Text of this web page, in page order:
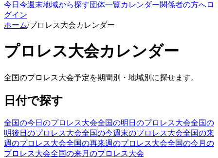
今日 今週末地域から探す団体一覧カレンダー関係者の方へロ
グイン
ホーム/プロレス大会カレンダー
プロレス大会カレンダー
全国のプロレス大会予定を期間別・地域別に探せます。
日付で探す
全国の今日のプロレス大会全国の明日のプロレス大会全国の
明後日のプロレス大会全国の今週末のプロレス大会全国の来
週のプロレス大会全国の再来週のプロレス大会全国の今月の
プロレス大会全国の来月のプロレス大会